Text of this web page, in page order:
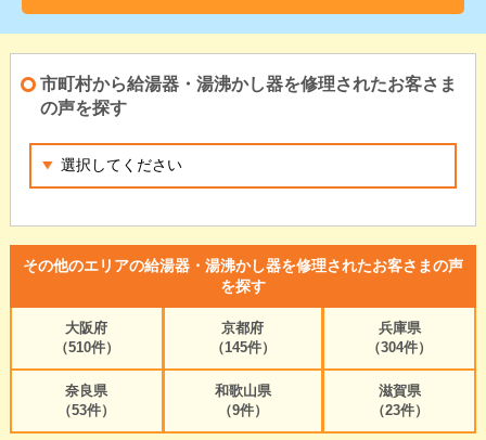
市町村から給湯器・湯沸かし器を修理されたお客さま
の声を探す
その他のエリアの給湯器・湯沸かし器を修理されたお客さまの声
を探す
大阪府
（510件）
京都府
（145件）
兵庫県
（304件）
奈良県
（53件）
和歌山県
（9件）
滋賀県
（23件）